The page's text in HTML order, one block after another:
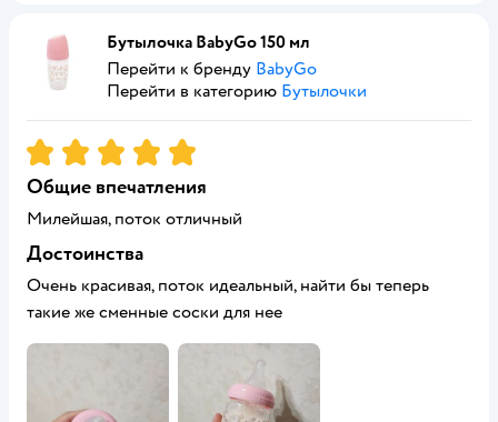
Бутылочка BabyGo 150 мл
Перейти к бренду BabyGo
Перейти в категорию Бутылочки
Рейтинг:5
Общие впечатления
Милейшая, поток отличный
Достоинства
Очень красивая, поток идеальный, найти бы теперь
такие же сменные соски для нее